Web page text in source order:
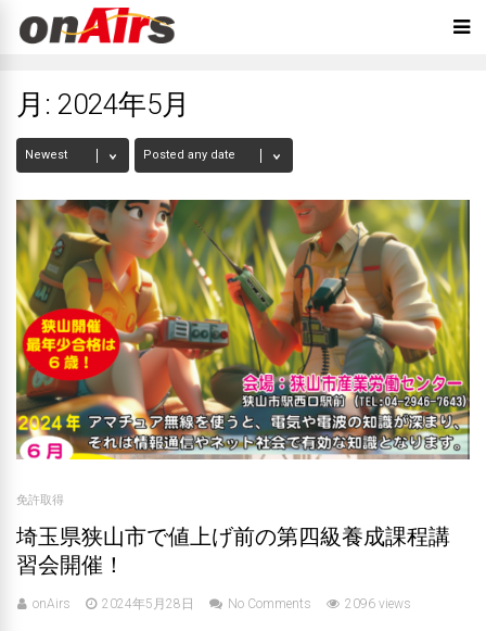
月: 2024年5月
免許取得
埼玉県狭山市で値上げ前の第四級養成課程講
習会開催！
onAirs 2024年5月28日 No Comments 2096 views